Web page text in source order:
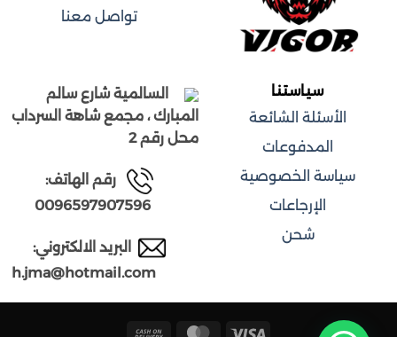
المنتج.
يمكن
اختيار
على
المنتج
المنتج.
يمكن
على
صفحة
المنتج
تواصل معنا
سياستنا
الأسئلة الشائعة
المدفوعات
سياسة الخصوصية
الإرجاعات
شحن
السالمية شارع سالم
المبارك ، مجمع شاهة السرداب
محل رقم 2
رقم الهاتف:
البريد الالكتروني:
h.jma@hotmail.com
Visa
MasterCard